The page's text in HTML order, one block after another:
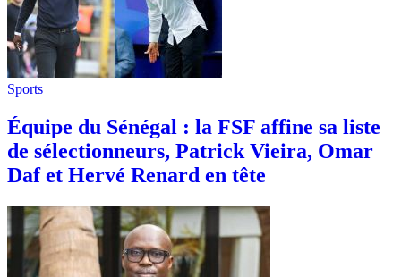
Sports
Équipe du Sénégal : la FSF affine sa liste
de sélectionneurs, Patrick Vieira, Omar
Daf et Hervé Renard en tête